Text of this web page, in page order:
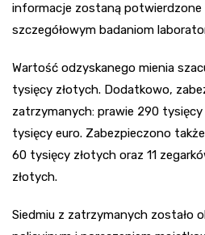
informacje zostaną potwierdzone
szczegółowym badaniom
Wartość odzyskanego mienia
tysięcy złotych. Dodatkowo,
zatrzymanych: prawie 290
tysięcy euro. Zabezpieczono
60 tysięcy złotych oraz 11
złotych.
Siedmiu z zatrzymanych zostało